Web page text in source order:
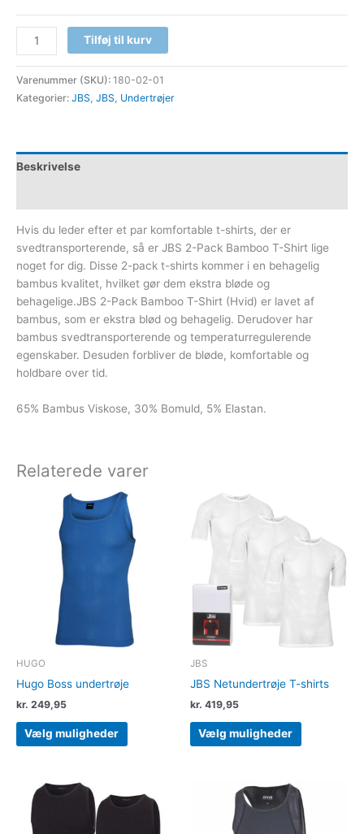
Tilføj til kurv
Varenummer (SKU): 180-02-01
Kategorier: JBS, JBS, Undertrøjer
Beskrivelse
Hvis du leder efter et par komfortable t-shirts, der er
svedtransporterende, så er JBS 2-Pack Bamboo T-Shirt lige
noget for dig. Disse 2-pack t-shirts kommer i en behagelig
bambus kvalitet, hvilket gør dem ekstra bløde og
behagelige.JBS 2-Pack Bamboo T-Shirt (Hvid) er lavet af
bambus, som er ekstra blød og behagelig. Derudover har
bambus svedtransporterende og temperaturregulerende
egenskaber. Desuden forbliver de bløde, komfortable og
holdbare over tid.
65% Bambus Viskose, 30% Bomuld, 5% Elastan.
Relaterede varer
HUGO
Hugo Boss undertrøje
kr. 249,95
Vælg muligheder
Dette
vare
har
flere
varianter.
Mulighederne
kan
vælges
på
JBS
JBS Netundertrøje T-shirts
kr. 419,95
Vælg muligheder
har
varianter.
vælges
på
vare
vare
har